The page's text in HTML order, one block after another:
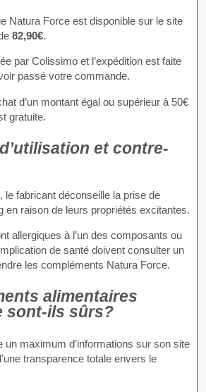
Natura Force est disponible sur le site
82,90€.
par Colissimo et l’expédition est faite
passé votre commande.
d’un montant égal ou supérieur à 50€
gratuite.
et contre-
le fabricant déconseille la prise de
en raison de leurs propriétés excitantes.
allergiques à l’un des composants ou
de santé doivent consulter un
les compléments Natura Force.
alimentaires
sont-ils sûrs?
un maximum d’informations sur son site
transparence totale envers le